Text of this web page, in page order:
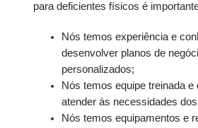
para deficientes físicos é
Nós temos experiência e
desenvolver planos de
personalizados;
Nós temos equipe treinada e
atender às necessidades
Nós temos equipamentos e